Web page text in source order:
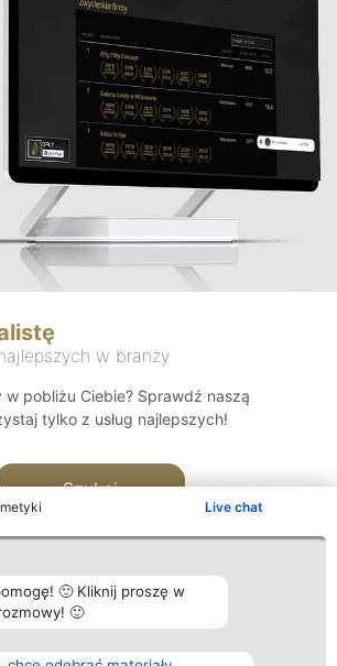
Live chat
🙂 Kliknij proszę w
🙂
w branży
w pobliżu Ciebie? Sprawdź naszą
tylko z usług najlepszych!
Szukaj
Plebiscyt Blog Kontakt